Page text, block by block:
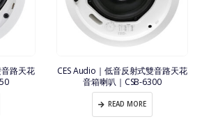
路天花
CES Audio｜低音反射式雙音路天花
音箱喇叭｜CSB-6300
READ MORE